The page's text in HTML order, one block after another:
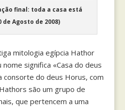
final: toda a casa está
Agosto de 2008)
mitologia egípcia Hathor
significa «Casa do deus
consorte do deus Horus, com
são um grupo de
que pertencem a uma